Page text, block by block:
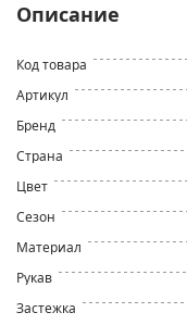
Описание
Код товара
Артикул
Бренд
Страна
Цвет
Сезон
Материал
Рукав
Застежка